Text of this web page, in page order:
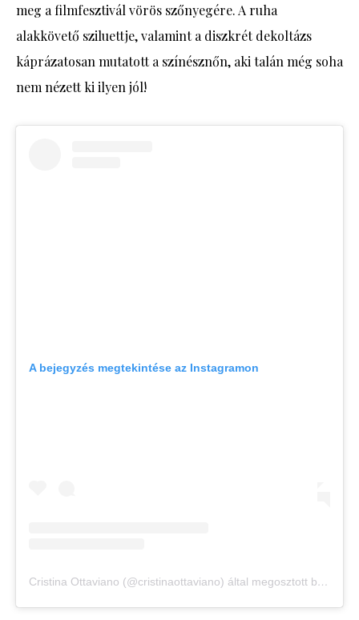
meg a filmfesztivál vörös szőnyegére. A ruha
alakkövető sziluettje, valamint a diszkrét dekoltázs
káprázatosan mutatott a színésznőn, aki talán még soha
nem nézett ki ilyen jól!
A bejegyzés megtekintése az Instagramon
Cristina Ottaviano (@cristinaottaviano) által megosztott bejegyzés